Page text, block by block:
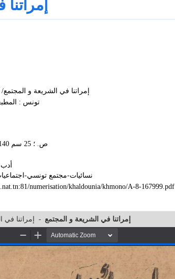
إمراتنا في الشريعة و
تونس : المطبعة
140-3 ص. ؛ 25 سم 140-3 ص. ؛
نسائيات-مجتمع تونسي-
numerisation/khaldounia/khmono/A-8-167999.pdf
إمراتنا في - إمراتنا في الشريعة و المجتمع